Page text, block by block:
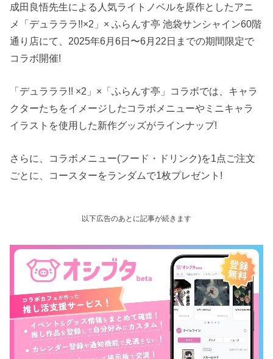
成田良悟先生による人気ライトノベルを原作としたアニ
メ「デュラララ!!×2」× ふらんす亭 池袋サンシャイン60階
通り店にて、2025年6月6日〜6月22日までの期間限定で
コラボ開催!
「デュラララ!! ×2」×「ふらんす亭」コラボでは、キャラ
クターたちをイメージしたコラボメニューやミニキャラ
イラストを使用した新作グッズがラインナップ!
さらに、コラボメニュー(フード・ドリンク)を1点ご注文
ごとに、コースターをランダムで1枚プレゼント!
以下広告のあとに記事が続きます